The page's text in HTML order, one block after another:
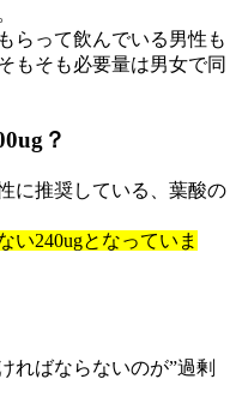
らって飲んでいる男性も
もそも必要量は男女で同
？
に推奨している、葉酸の
い240ugとなっていま
ればならないのが”過剰